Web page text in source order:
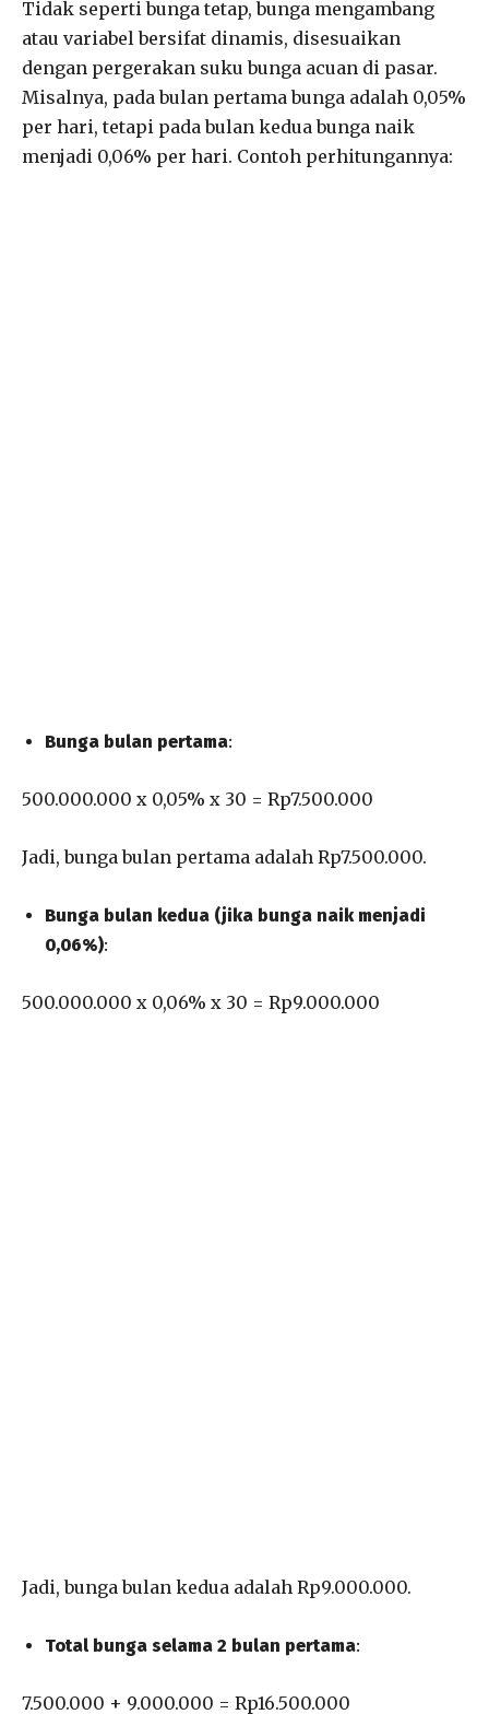
Tidak seperti bunga tetap, bunga mengambang
atau variabel bersifat dinamis, disesuaikan
dengan pergerakan suku bunga acuan di pasar.
Misalnya, pada bulan pertama bunga adalah 0,05%
per hari, tetapi pada bulan kedua bunga naik
menjadi 0,06% per hari. Contoh perhitungannya:
Bunga bulan pertama:
500.000.000 x 0,05% x 30 = Rp7.500.000
Jadi, bunga bulan pertama adalah Rp7.500.000.
Bunga bulan kedua (jika bunga naik menjadi
0,06%):
500.000.000 x 0,06% x 30 = Rp9.000.000
Jadi, bunga bulan kedua adalah Rp9.000.000.
Total bunga selama 2 bulan pertama:
7.500.000 + 9.000.000 = Rp16.500.000